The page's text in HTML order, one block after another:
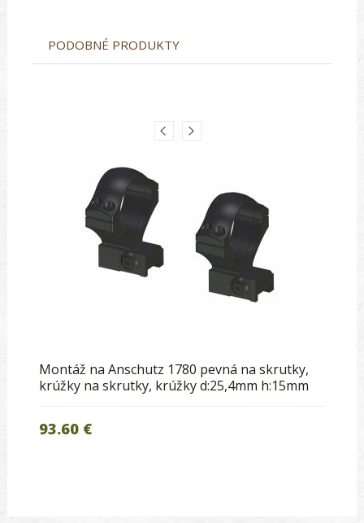
PODOBNÉ PRODUKTY
Montáž na Anschutz 1780 pevná na skrutky,
krúžky na skrutky, krúžky d:25,4mm h:15mm
93.60 €